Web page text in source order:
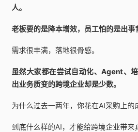
人。
老板要的是降本增效，员工怕的是出事
需求很丰满，落地很骨感。
虽然大家都在尝试自动化、Agent、
出业务质变的跨境企业却是少数。
为什么过去一两年，你花在AI采购上的
到底什么样的AI，才能给跨境企业带来